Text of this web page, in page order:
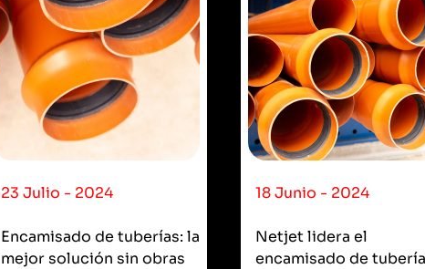
23 Julio - 2024
Encamisado de tuberías: la
mejor solución sin obras
18 Junio - 2024
Netjet lidera el
encamisado de